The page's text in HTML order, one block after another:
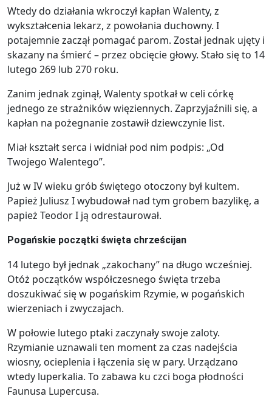
Wtedy do działania wkroczył kapłan Walenty, z
wykształcenia lekarz, z powołania duchowny. I
potajemnie zaczął pomagać parom. Został jednak ujęty i
skazany na śmierć – przez obcięcie głowy. Stało się to 14
lutego 269 lub 270 roku.
Zanim jednak zginął, Walenty spotkał w celi córkę
jednego ze strażników więziennych. Zaprzyjaźnili się, a
kapłan na pożegnanie zostawił dziewczynie list.
Miał kształt serca i widniał pod nim podpis: „Od
Twojego Walentego”.
Już w IV wieku grób świętego otoczony był kultem.
Papież Juliusz I wybudował nad tym grobem bazylikę, a
papież Teodor I ją odrestaurował.
Pogańskie początki święta chrześcijan
14 lutego był jednak „zakochany” na długo wcześniej.
Otóż początków współczesnego święta trzeba
doszukiwać się w pogańskim Rzymie, w pogańskich
wierzeniach i zwyczajach.
W połowie lutego ptaki zaczynały swoje zaloty.
Rzymianie uznawali ten moment za czas nadejścia
wiosny, ocieplenia i łączenia się w pary. Urządzano
wtedy luperkalia. To zabawa ku czci boga płodności
Faunusa Lupercusa.